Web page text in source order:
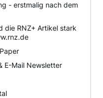
- erstmalig nach dem
die RNZ+ Artikel stark
E-Mail Newsletter